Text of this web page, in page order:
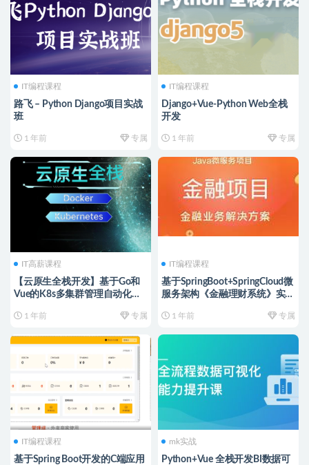
IT编程课程
路飞 – Python Django项目实战
班
1 年前 专属
IT编程课程
Django+Vue-Python Web全栈
开发
1 年前 专属
IT高薪课程
【云原生全栈开发】基于Go和
Vue的K8s多集群管理自动化运
1 年前 专属
IT编程课程
基于SpringBoot+SpringCloud微
服务架构《金融理财系统》实战
1 年前 专属
IT编程课程
基于Spring Boot开发的C端应用
mk实战
Python+Vue 全栈开发BI数据可